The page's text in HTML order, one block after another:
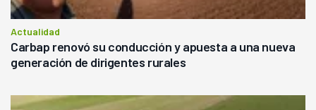
Actualidad
Carbap renovó su conducción y apuesta a una nueva
generación de dirigentes rurales